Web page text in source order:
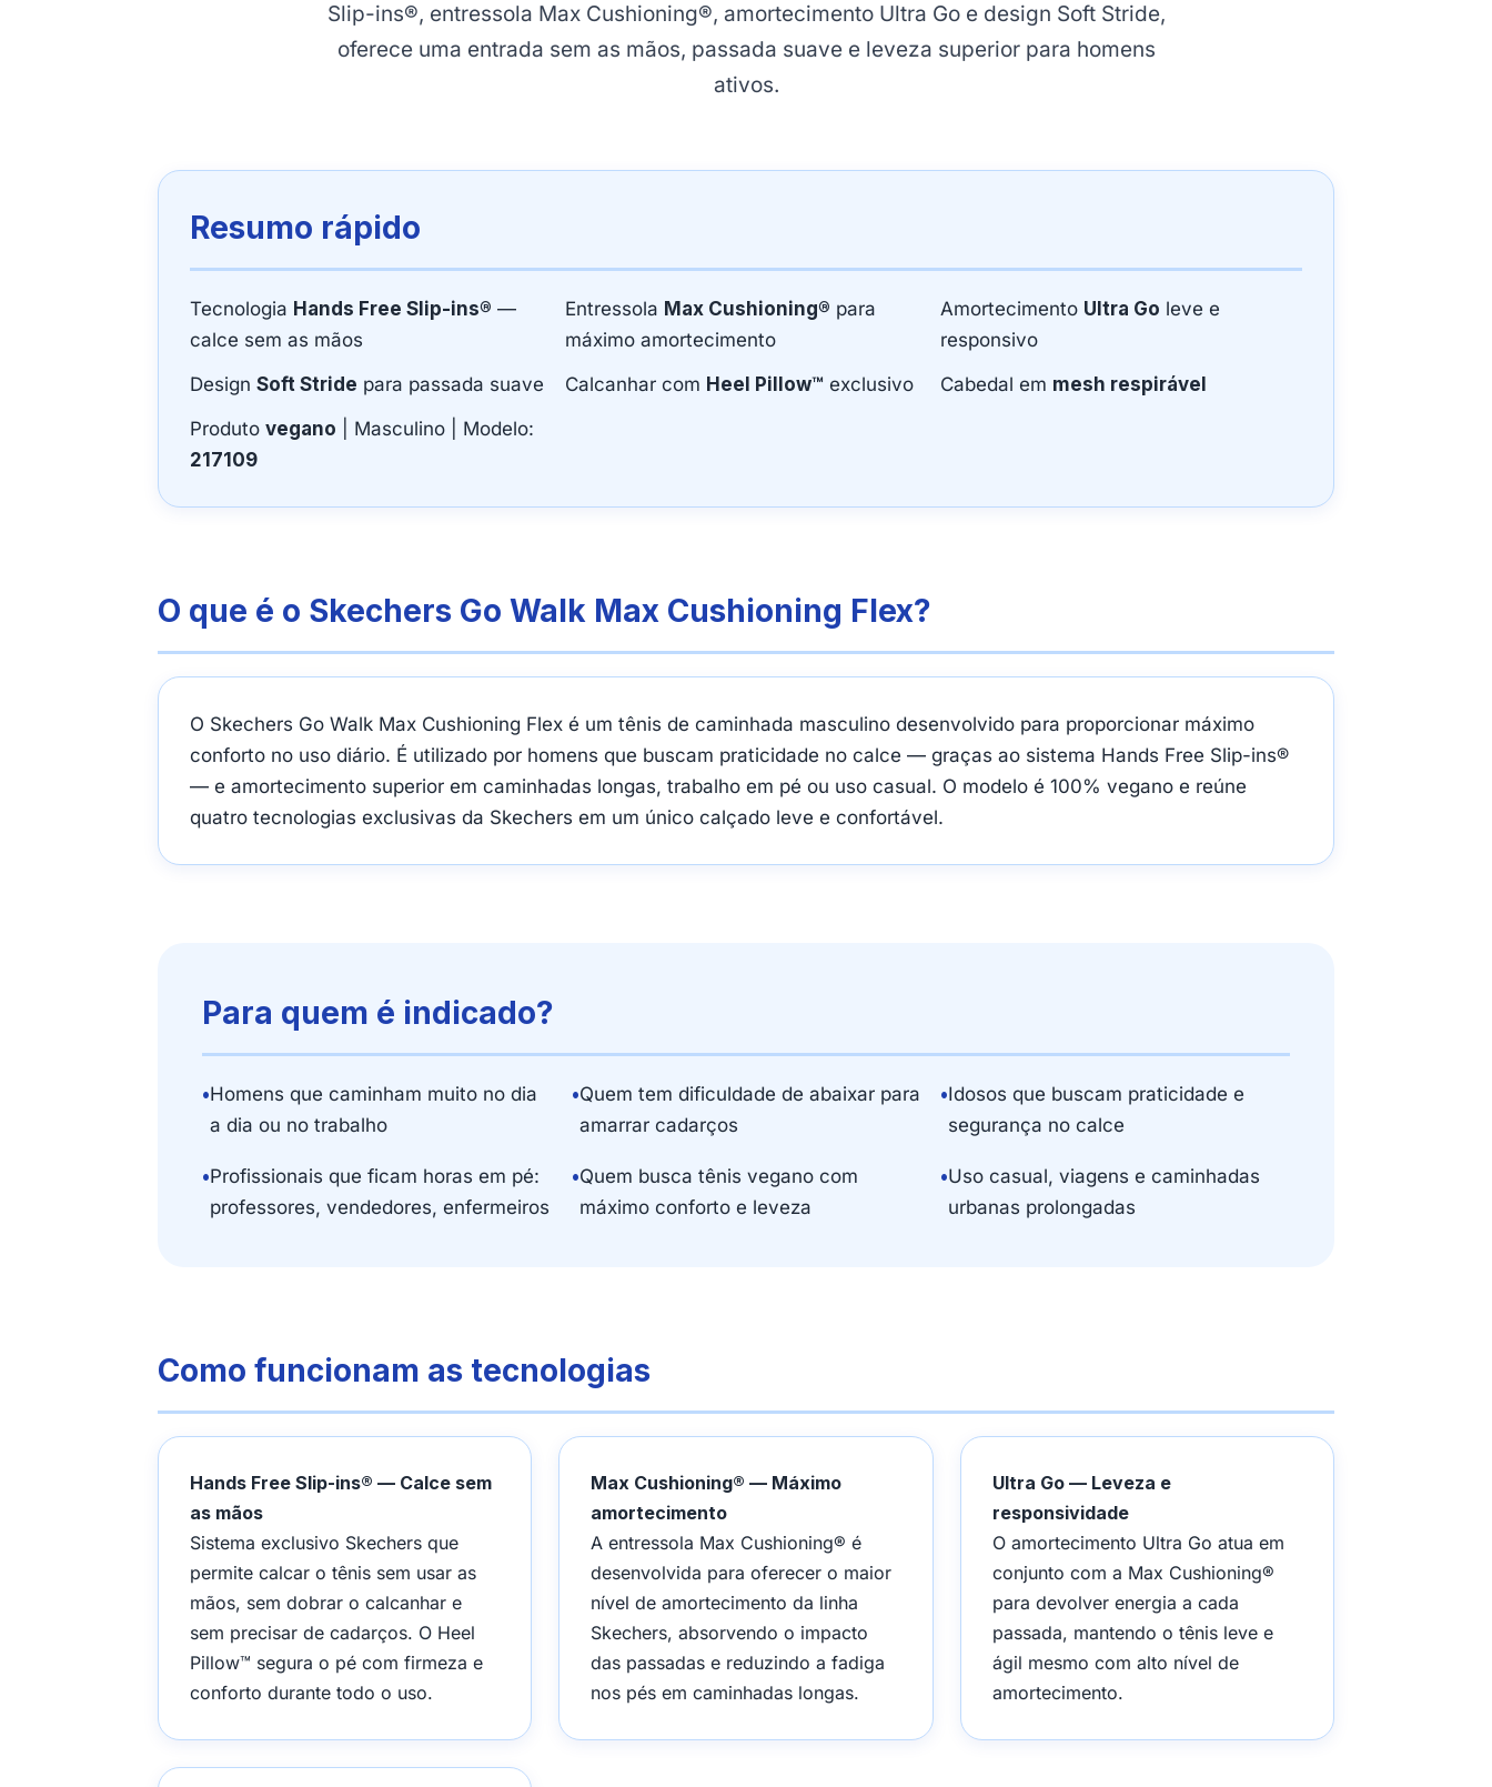
Slip-ins®, entressola Max Cushioning®, amortecimento Ultra Go e design Soft Stride,
oferece uma entrada sem as mãos, passada suave e leveza superior para homens
ativos.
Resumo rápido
Tecnologia Hands Free Slip-ins® —
calce sem as mãos
Entressola Max Cushioning® para
máximo amortecimento
Amortecimento Ultra Go leve e
responsivo
Design Soft Stride para passada suave Calcanhar com Heel Pillow™ exclusivo Cabedal em mesh respirável
Produto vegano | Masculino | Modelo:
217109
O que é o Skechers Go Walk Max Cushioning Flex?
O Skechers Go Walk Max Cushioning Flex é um tênis de caminhada masculino desenvolvido para proporcionar máximo
conforto no uso diário. É utilizado por homens que buscam praticidade no calce — graças ao sistema Hands Free Slip-ins®
— e amortecimento superior em caminhadas longas, trabalho em pé ou uso casual. O modelo é 100% vegano e reúne
quatro tecnologias exclusivas da Skechers em um único calçado leve e confortável.
Para quem é indicado?
•Homens que caminham muito no dia
a dia ou no trabalho
•Quem tem dificuldade de abaixar para
amarrar cadarços
•Idosos que buscam praticidade e
segurança no calce
•Profissionais que ficam horas em pé:
professores, vendedores, enfermeiros
•Quem busca tênis vegano com
máximo conforto e leveza
•Uso casual, viagens e caminhadas
urbanas prolongadas
Como funcionam as tecnologias
Hands Free Slip-ins® — Calce sem
as mãos
Sistema exclusivo Skechers que
permite calcar o tênis sem usar as
mãos, sem dobrar o calcanhar e
sem precisar de cadarços. O Heel
Pillow™ segura o pé com firmeza e
conforto durante todo o uso.
Max Cushioning® — Máximo
amortecimento
A entressola Max Cushioning® é
desenvolvida para oferecer o maior
nível de amortecimento da linha
Skechers, absorvendo o impacto
das passadas e reduzindo a fadiga
nos pés em caminhadas longas.
Ultra Go — Leveza e
responsividade
O amortecimento Ultra Go atua em
conjunto com a Max Cushioning®
para devolver energia a cada
passada, mantendo o tênis leve e
ágil mesmo com alto nível de
amortecimento.